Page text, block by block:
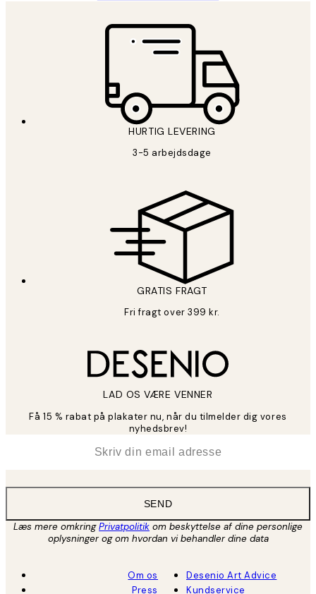
HURTIG LEVERING
3-5 arbejdsdage
GRATIS FRAGT
Fri fragt over 399 kr.
LAD OS VÆRE VENNER
Få 15 % rabat på plakater nu, når du tilmelder dig vores
nyhedsbrev!
SEND
Læs mere omkringPrivatpolitik om beskyttelse af dine personlige
oplysninger og om hvordan vi behandler dine data
Om os
Press
Desenio Art Advice
Kundservice